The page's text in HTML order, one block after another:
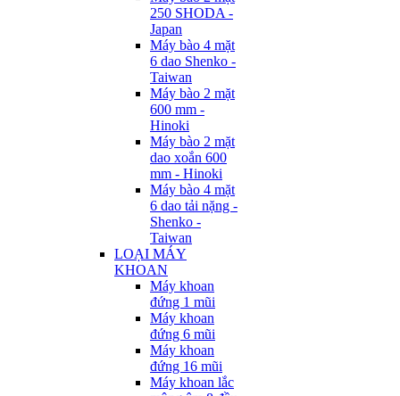
250 SHODA -
Japan
Máy bào 4 mặt
6 dao Shenko -
Taiwan
Máy bào 2 mặt
600 mm -
Hinoki
Máy bào 2 mặt
dao xoắn 600
mm - Hinoki
Máy bào 4 mặt
6 dao tải nặng -
Shenko -
Taiwan
LOẠI MÁY
KHOAN
Máy khoan
đứng 1 mũi
Máy khoan
đứng 6 mũi
Máy khoan
đứng 16 mũi
Máy khoan lắc